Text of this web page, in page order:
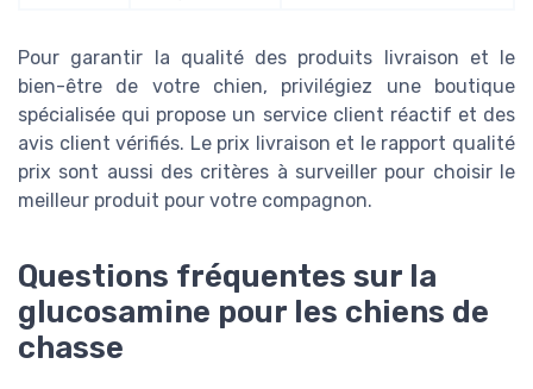
Pour garantir la qualité des produits livraison et le
bien-être de votre chien, privilégiez une boutique
spécialisée qui propose un service client réactif et des
avis client vérifiés. Le prix livraison et le rapport qualité
prix sont aussi des critères à surveiller pour choisir le
meilleur produit pour votre compagnon.
Questions fréquentes sur la
glucosamine pour les chiens de
chasse